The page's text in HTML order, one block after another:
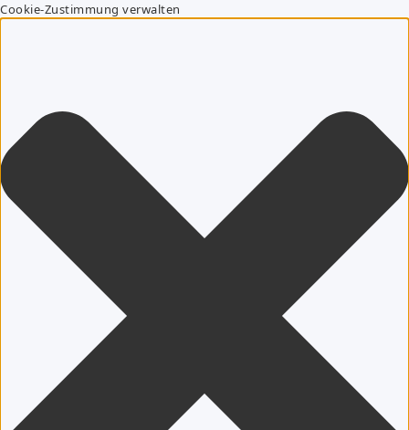
Cookie-Zustimmung verwalten